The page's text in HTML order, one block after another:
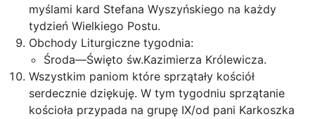
myślami kard Stefana Wyszyńskiego na każdy
tydzień Wielkiego Postu.
Obchody Liturgiczne tygodnia:
Środa—Święto św.Kazimierza Królewicza.
Wszystkim paniom które sprzątały kościół
serdecznie dziękuję. W tym tygodniu sprzątanie
kościoła przypada na grupę IX/od pani Karkoszka